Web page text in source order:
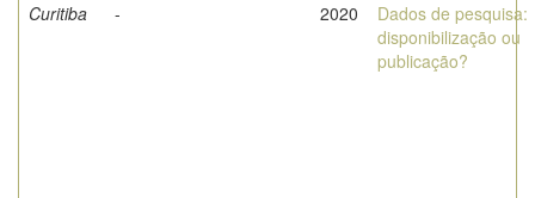
Curitiba - 2020
Dados de pesquisa:
disponibilização ou
publicação?